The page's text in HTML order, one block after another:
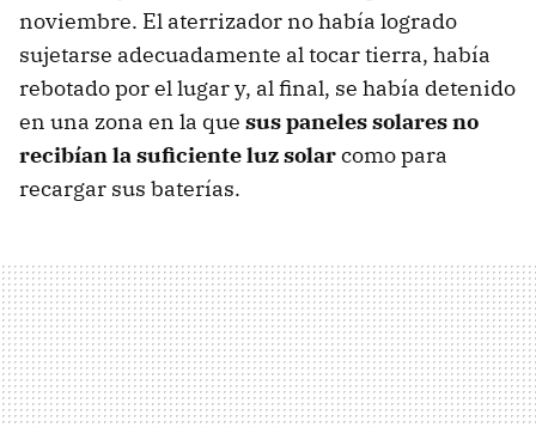
noviembre. El aterrizador no había logrado
sujetarse adecuadamente al tocar tierra, había
rebotado por el lugar y, al final, se había detenido
en una zona en la que sus paneles solares no
recibían la suficiente luz solarcomo para
recargar sus baterías.